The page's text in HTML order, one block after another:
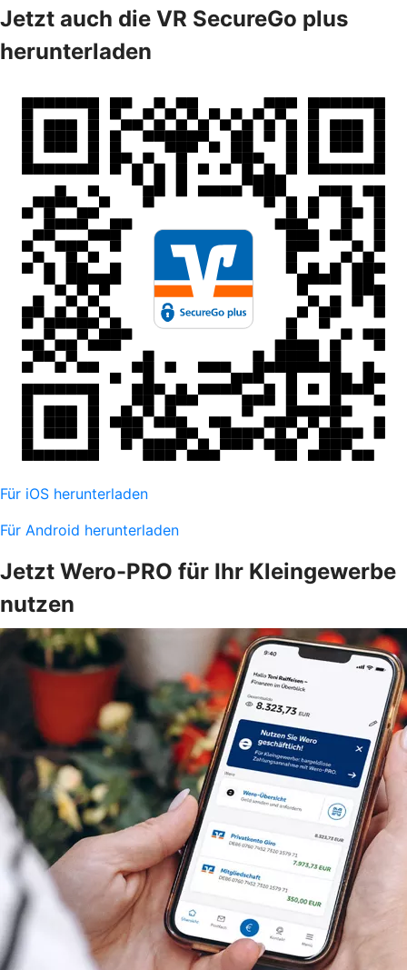
Jetzt auch die VR SecureGo plus
herunterladen
Für iOS herunterladen
Für Android herunterladen
Jetzt Wero-PRO für Ihr Kleingewerbe
nutzen